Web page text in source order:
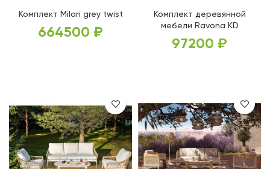
Комплект Milan grey twist
664500 ₽
Комплект деревянной
мебели Ravona KD
97200 ₽